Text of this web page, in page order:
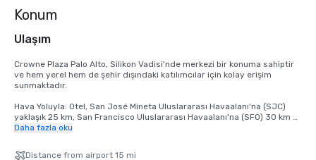
Konum
Ulaşım
Crowne Plaza Palo Alto, Silikon Vadisi'nde merkezi bir konuma sahiptir
ve hem yerel hem de şehir dışındaki katılımcılar için kolay erişim
sunmaktadır.
Hava Yoluyla: Otel, San José Mineta Uluslararası Havaalanı'na (SJC)
yaklaşık 25 km, San Francisco Uluslararası Havaalanı'na (SFO) 30 km
ve Oakland Uluslararası Havaalanı'na (OAK) 40 km uzaklıktadır. Tüm
Daha fazla oku
Distance from airport 15 mi